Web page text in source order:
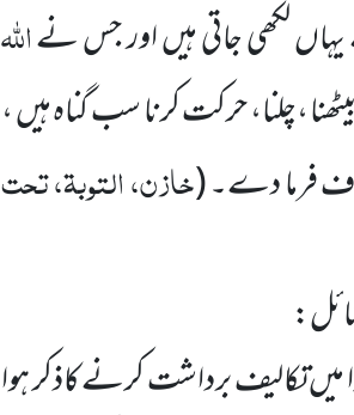
لکھی جاتی ہیں اور جس نےاللہ
،چلنا، حرکت کرنا سب گناہ ہیں ،
فرما دے۔(خازن، التوبۃ، تحت
تکالیف برداشت کرنے کاذکر ہوا